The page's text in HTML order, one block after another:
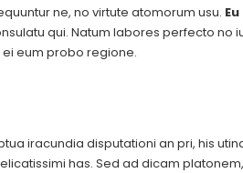
ne, no virtute atomorum usu.
qui. Natum labores perfecto no
eum probo regione.
iracundia disputationi an pri, his
has. Sed ad dicam